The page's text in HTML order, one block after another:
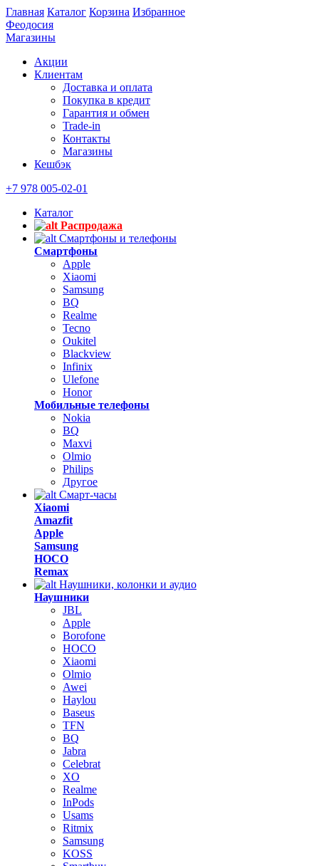
Главная Каталог Корзина Избранное
Феодосия
Магазины
Акции
Клиентам
Доставка и оплата
Покупка в кредит
Гарантия и обмен
Trade-in
Контакты
Магазины
Кешбэк
+7 978 005-02-01
Каталог
Распродажа
Смартфоны и телефоны
Смартфоны
Apple
Xiaomi
Samsung
BQ
Realme
Tecno
Oukitel
Blackview
Infinix
Ulefone
Honor
Мобильные телефоны
Nokia
BQ
Maxvi
Olmio
Philips
Другое
Смарт-часы
Xiaomi
Amazfit
Apple
Samsung
HOCO
Remax
Наушники, колонки и аудио
Наушники
JBL
Apple
Borofone
HOCO
Xiaomi
Olmio
Awei
Haylou
Baseus
TFN
BQ
Jabra
Celebrat
XO
Realme
InPods
Usams
Ritmix
Samsung
KOSS